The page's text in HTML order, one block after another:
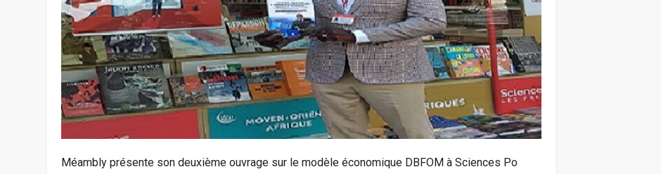
Méambly présente son deuxième ouvrage sur le modèle économique DBFOM à Sciences Po